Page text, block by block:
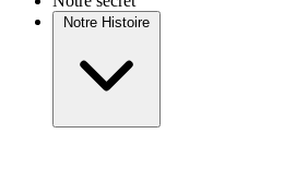
Notre Histoire